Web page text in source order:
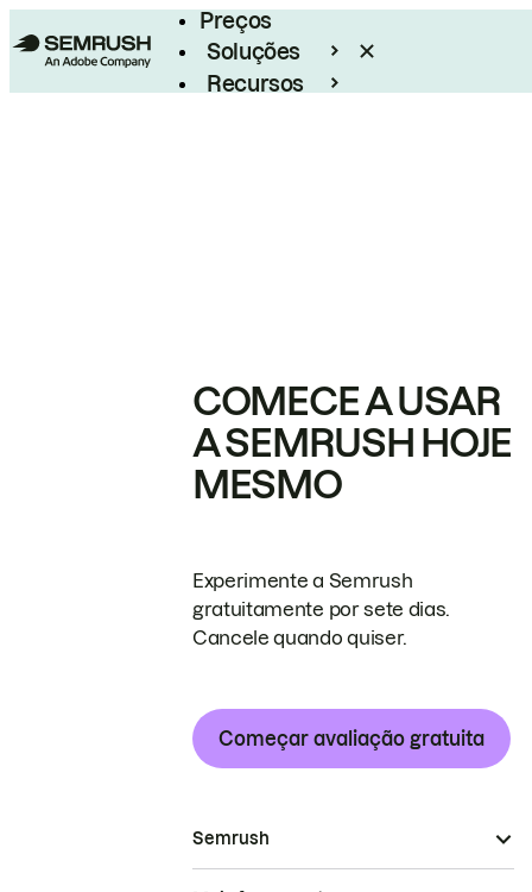
Preços
Soluções
Recursos
COMECE A USAR
A SEMRUSH HOJE
MESMO
Experimente a Semrush
gratuitamente por sete dias.
Cancele quando quiser.
Começar avaliação gratuita
Semrush